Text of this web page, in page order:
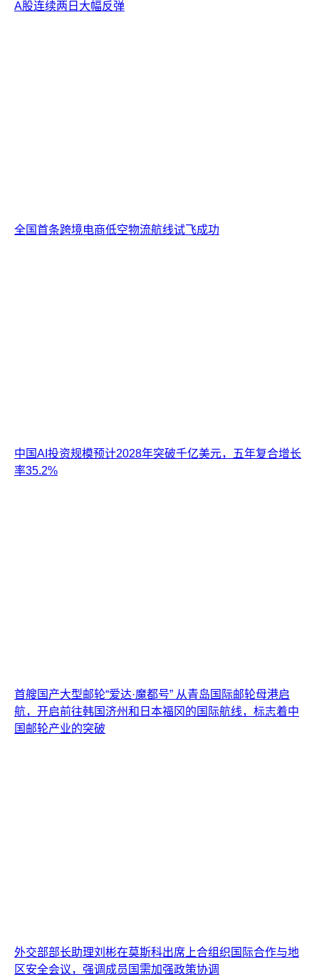
A股连续两日大幅反弹
全国首条跨境电商低空物流航线试飞成功
中国AI投资规模预计2028年突破千亿美元，五年复合增长
率35.2%
首艘国产大型邮轮“爱达·魔都号” 从青岛国际邮轮母港启
航，开启前往韩国济州和日本福冈的国际航线，标志着中
国邮轮产业的突破
外交部部长助理刘彬在莫斯科出席上合组织国际合作与地
区安全会议，强调成员国需加强政策协调